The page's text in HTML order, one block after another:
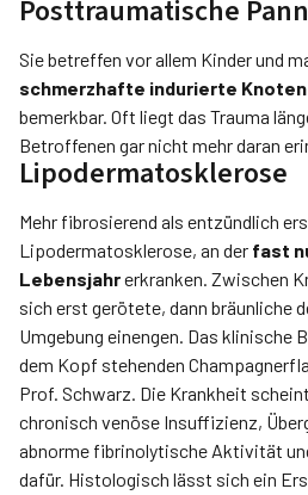
Posttraumatische
Sie betreffen vor allem Kinder und
schmerzhafte indurierte Knoten
bemerkbar. Oft liegt das Trauma
Betroffenen gar nicht mehr daran
Lipodermatosklerose
Mehr fibrosierend als entzündlich
Lipodermatosklerose, an der fast
Lebensjahrerkranken. Zwischen
sich erst gerötete, dann bräunliche
Umgebung einengen. Das klinische
dem Kopf stehenden
Prof. Schwarz. Die Krankheit
chronisch venöse Insuffizienz,
abnorme fibrinolytische Aktivität
dafür. Histologisch lässt sich ein